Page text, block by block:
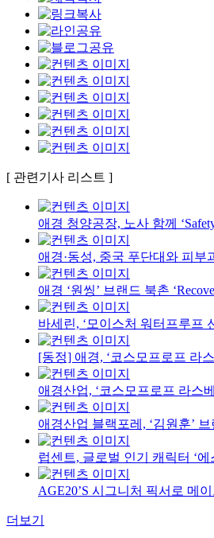
[ 관련기사 리스트 ]
애경 청양공장, 노사 함께
애경·동성, 중국 푸단대와 피부
애경 ‘원씽’ 브랜드 북촌
바세린, ‘모이스처 워터프루프
[동정] 애경, ‘코스모프로프 라
애경산업, ‘코스모프로프 라스
애경산업 블랙포레, ‘김원훈’
럽센트, 글로벌 인기 캐릭터 ‘
AGE20’S 시그니처 픽서로 메
더보기